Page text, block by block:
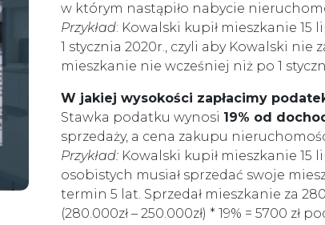
w którym nastąpiło nabycie
Przykład: Kowalski kupił mieszkanie 15
1 stycznia 2020r., czyli aby Kowalski nie
mieszkanie nie wcześniej niż po 1
W jakiej wysokości zapłacimy
Stawka podatku wynosi 19% od
sprzedaży, a cena zakupu
Przykład: Kowalski kupił mieszkanie 15
osobistych musiał sprzedać swoje
termin 5 lat. Sprzedał mieszkanie za
(280.000zł – 250.000zł) * 19% = 5700 zł